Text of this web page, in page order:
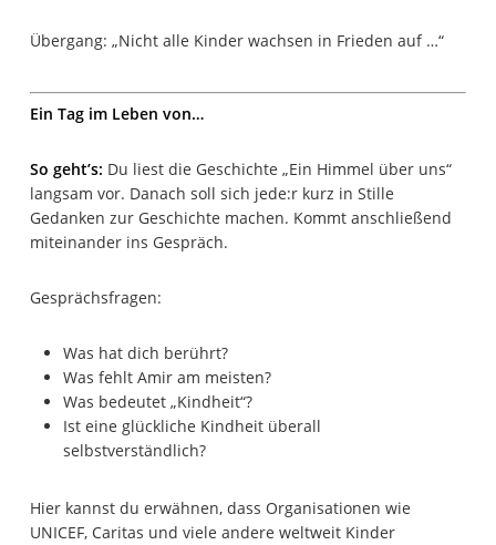
Übergang: „Nicht alle Kinder wachsen in Frieden auf …“
Ein Tag im Leben von…
So geht’s: Du liest die Geschichte „Ein Himmel über uns“
langsam vor. Danach soll sich jede:r kurz in Stille
Gedanken zur Geschichte machen. Kommt anschließend
miteinander ins Gespräch.
Gesprächsfragen:
Was hat dich berührt?
Was fehlt Amir am meisten?
Was bedeutet „Kindheit“?
Ist eine glückliche Kindheit überall
selbstverständlich?
Hier kannst du erwähnen, dass Organisationen wie
UNICEF, Caritas und viele andere weltweit Kinder